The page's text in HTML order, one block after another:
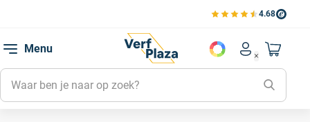
4.68
Bekijk de verfplaza
Menu
Account
Mijn
Mijn
Mijn
Naar